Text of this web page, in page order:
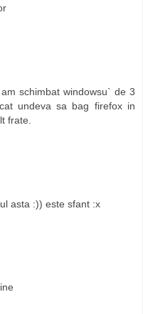
schimbat windowsu` de 3
undeva sa bag firefox in
frate.
asta :)) este sfant :x